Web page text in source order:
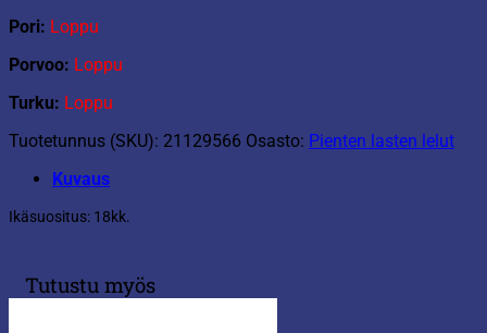
Pori: Loppu
Porvoo: Loppu
Turku: Loppu
Tuotetunnus (SKU): 21129566 Osasto: Pienten lasten lelut
Kuvaus
Ikäsuositus: 18kk.
Tutustu myös